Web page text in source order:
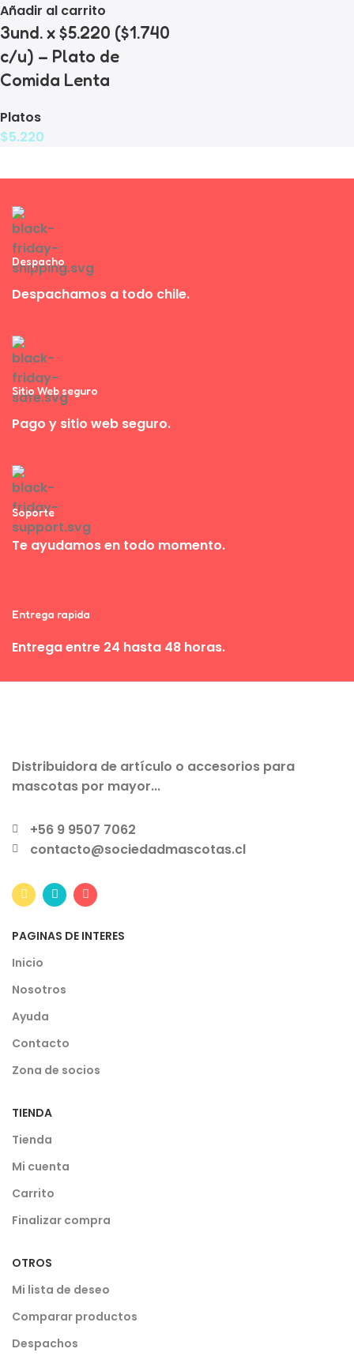
Añadir al carrito
3und. x $5.220 ($1.740
c/u) – Plato de
Comida Lenta
Platos
$5.220
Despacho
Despachamos a todo chile.
Sitio Web seguro
Pago y sitio web seguro.
Soporte
Te ayudamos en todo momento.
Entrega rapida
Entrega entre 24 hasta 48 horas.
Distribuidora de artículo o accesorios para
mascotas por mayor...
+56 9 9507 7062
contacto@sociedadmascotas.cl
PAGINAS DE INTERES
Inicio
Nosotros
Ayuda
Contacto
Zona de socios
TIENDA
Tienda
Mi cuenta
Carrito
Finalizar compra
OTROS
Mi lista de deseo
Comparar productos
Despachos